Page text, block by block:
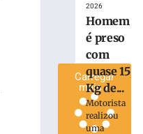
Carregar
mais »
2026
Homem
é preso
com
quase 15
Kg de...
Motorista
realizou
uma